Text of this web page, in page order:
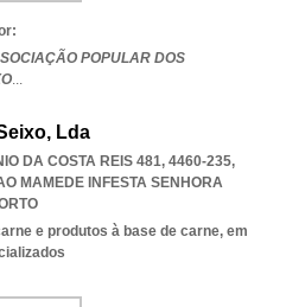
POPULAR DOS
...
Lda
DA COSTA REIS 481, 4460-235,
MAMEDE INFESTA SENHORA
e produtos à base de carne, em